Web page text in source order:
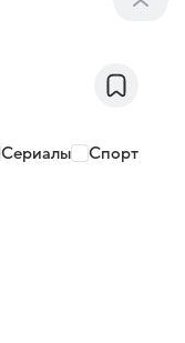
Сериалы Спорт